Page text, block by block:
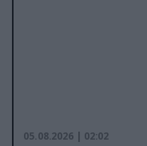
05.08.2026 | 02:02